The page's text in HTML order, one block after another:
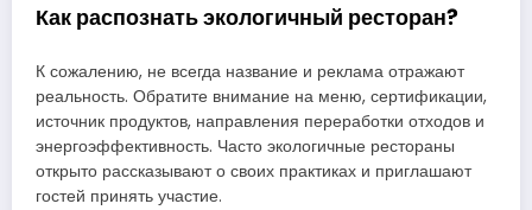
Как распознать экологичный ресторан?
К сожалению, не всегда название и реклама отражают
реальность. Обратите внимание на меню, сертификации,
источник продуктов, направления переработки отходов и
энергоэффективность. Часто экологичные рестораны
открыто рассказывают о своих практиках и приглашают
гостей принять участие.